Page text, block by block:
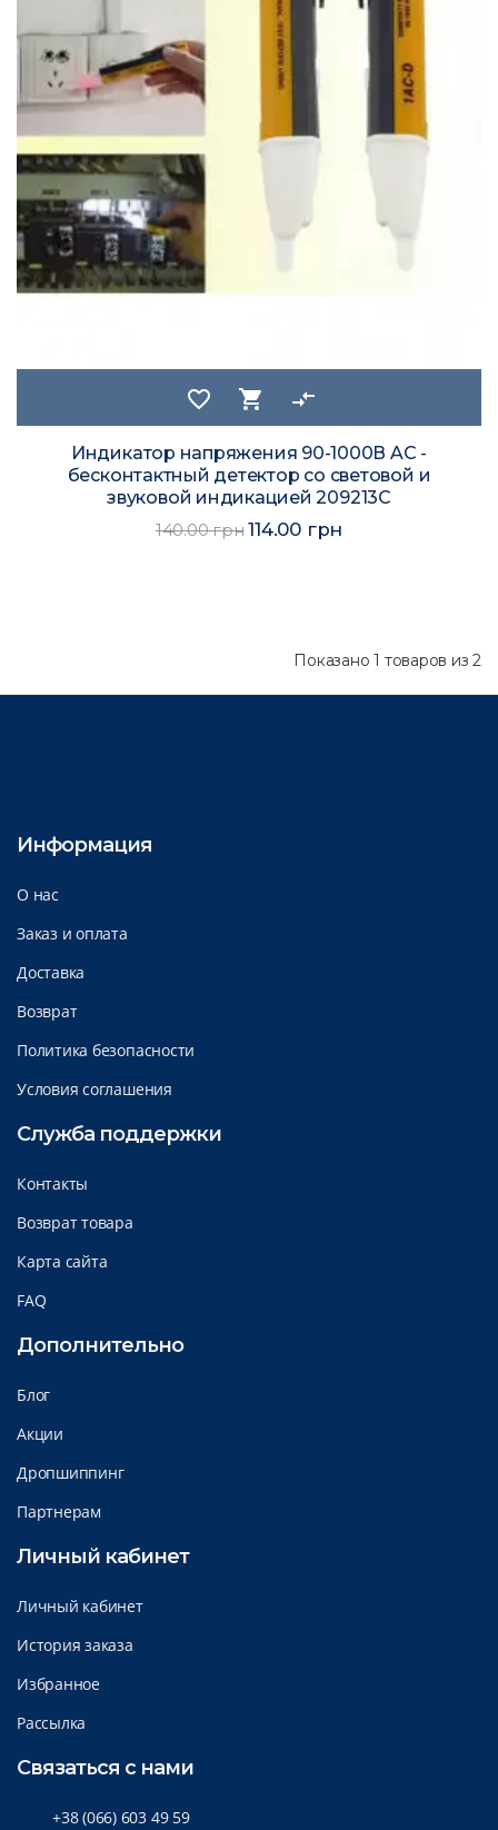
favorite_border shopping_cart compare_arrows
Индикатор напряжения 90-1000В AC -
бесконтактный детектор со световой и
звуковой индикацией 209213C
140.00 грн114.00 грн
Показано1 товаров из 2
Информация
О нас
Заказ и оплата
Доставка
Возврат
Политика безопасности
Условия соглашения
Служба поддержки
Контакты
Возврат товара
Карта сайта
FAQ
Дополнительно
Блог
Акции
Дропшиппинг
Партнерам
Личный кабинет
Личный кабинет
История заказа
Избранное
Рассылка
Связаться с нами
+38 (066) 603 49 59